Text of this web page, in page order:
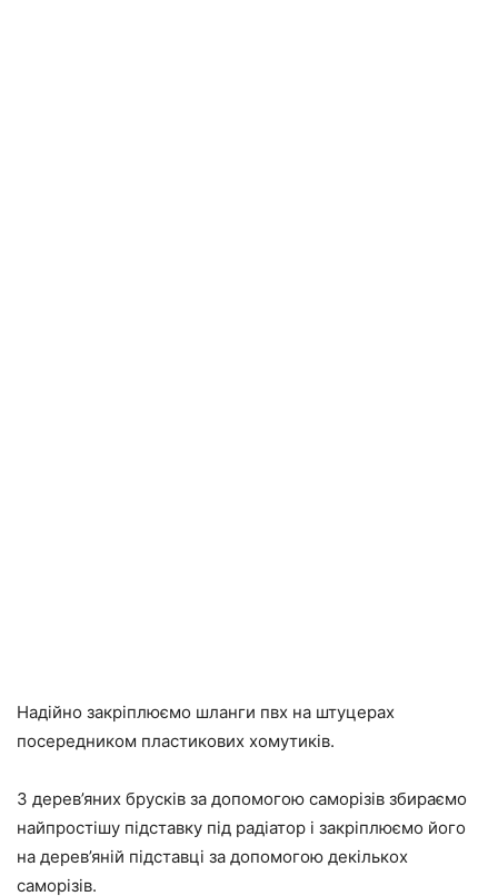
Надійно закріплюємо шланги пвх на штуцерах
посередником пластикових хомутиків.
З дерев’яних брусків за допомогою саморізів збираємо
найпростішу підставку під радіатор і закріплюємо його
на дерев’яній підставці за допомогою декількох
саморізів.